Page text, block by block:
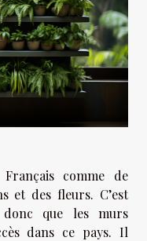
comme de
et des fleurs. C’est
que les murs
dans ce pays. Il